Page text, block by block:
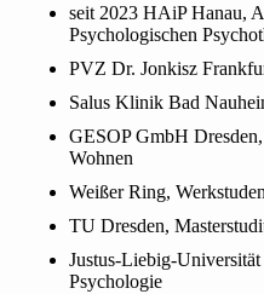
seit 2023 HAiP Hanau,
Psychologischen
PVZ Dr. Jonkisz
Salus Klinik Bad
GESOP GmbH
Wohnen
Weißer Ring,
TU Dresden,
Justus-Liebig-
Psychologie